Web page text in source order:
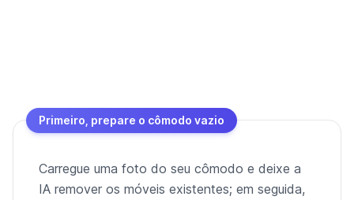
Primeiro, prepare o cômodo vazio
Carregue uma foto do seu cômodo e deixe a
IA remover os móveis existentes; em seguida,